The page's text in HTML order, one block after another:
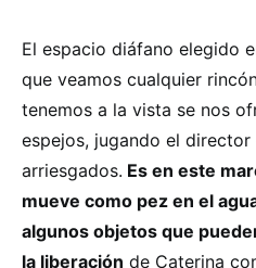
El espacio diáfano elegido
que veamos cualquier
tenemos a la vista se nos
espejos, jugando el
arriesgados. Es en este
mueve como pez en el
algunos objetos que
la liberación de Caterina